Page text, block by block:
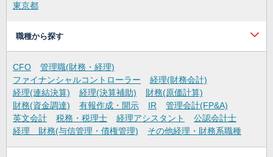
東京都
職種から探す
CFO
管理職(財務・経理)
ファイナンシャルコントローラー
経理(財務会計)
経理(連結決算)
経理(決算補助)
財務(原価計算)
財務(資金調達)
有報作成・開示 IR
管理会計(FP&A)
英文会計
税務・税理士 経理アシスタント
公認会計士
経理 財務(与信管理・債権管理)
その他経理・財務系職種